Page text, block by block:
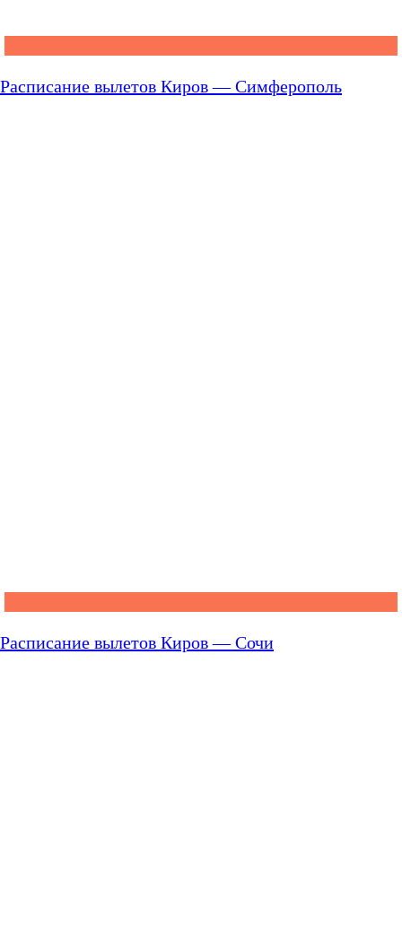
Расписание вылетов Киров — Симферополь
Расписание вылетов Киров — Сочи